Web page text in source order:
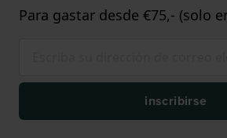
Para gastar desde €75,- (solo
inscribirse